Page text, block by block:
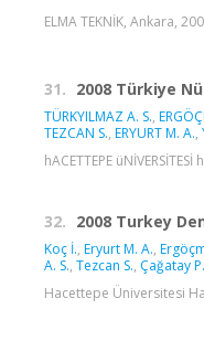
ELMA TEKNİK, Ankara,
31. 2008 Türkiye
TÜRKYILMAZ A. S.,
TEZCAN S., ERYURT M. A.,
hACETTEPE
32. 2008 Turkey
Koç İ., Eryurt M. A.,
A. S., Tezcan S., Çağatay P.
Hacettepe Üniversitesi